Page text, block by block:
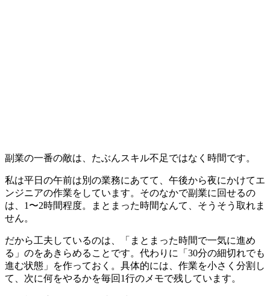
副業の一番の敵は、たぶんスキル不足ではなく時間です。
私は平日の午前は別の業務にあてて、午後から夜にかけてエ
ンジニアの作業をしています。そのなかで副業に回せるの
は、1〜2時間程度。まとまった時間なんて、そうそう取れま
せん。
だから工夫しているのは、「まとまった時間で一気に進め
る」のをあきらめることです。代わりに「30分の細切れでも
進む状態」を作っておく。具体的には、 作業を小さく分割し
て、次に何をやるかを毎回1行のメモで残しています。